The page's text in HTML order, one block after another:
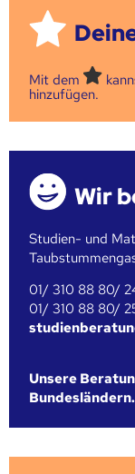
Mit dem
hinzufügen.
Wir
Studien- und
01/ 310 88 80/
01/ 310 88 80/
Unsere
Bundesländern.